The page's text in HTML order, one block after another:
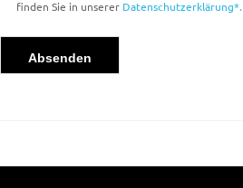
finden Sie in unserer Datenschutzerklärung*.